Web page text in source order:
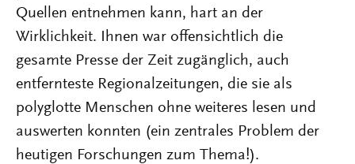
Quellen entnehmen kann, hart an der
Wirklichkeit. Ihnen war offensichtlich die
gesamte Presse der Zeit zugänglich, auch
entfernteste Regionalzeitungen, die sie als
polyglotte Menschen ohne weiteres lesen und
auswerten konnten (ein zentrales Problem der
heutigen Forschungen zum Thema!).